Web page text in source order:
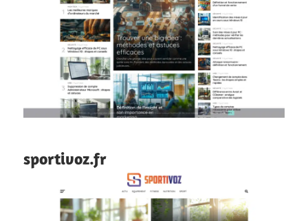
sportivoz.fr